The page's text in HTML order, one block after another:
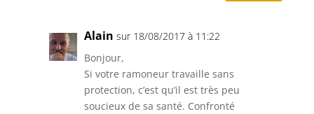
Alain sur 18/08/2017 à 11:22
Bonjour,
Si votre ramoneur travaille sans
protection, c’est qu’il est très peu
soucieux de sa santé. Confronté